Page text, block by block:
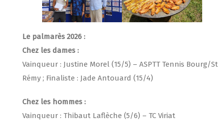
Le palmarès 2026 :
Chez les dames :
Vainqueur : Justine Morel (15/5) – ASPTT Tennis Bourg/St
Rémy ; Finaliste : Jade Antouard (15/4)
Chez les hommes :
Vainqueur : Thibaut Laflèche (5/6) – TC Viriat